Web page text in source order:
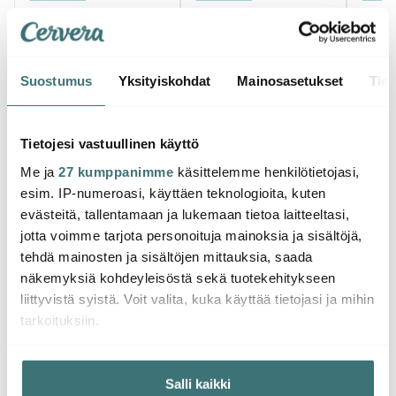
Suostumus Yksityiskohdat Mainosasetukset
Tietojesi vastuullinen käyttö
Me ja 27 kumppanimme käsittelemme henkilötietojasi,
esim. IP-numeroasi, käyttäen teknologioita, kuten
evästeitä, tallentamaan ja lukemaan tietoa laitteeltasi,
jotta voimme tarjota personoituja mainoksia ja sisältöjä,
tehdä mainosten ja sisältöjen mittauksia, saada
näkemyksiä kohdeyleisöstä sekä tuotekehitykseen
liittyvistä syistä. Voit valita, kuka käyttää tietojasi ja mihin
tarkoituksiin.
Jos sallit, haluamme myös tehdä seuraavia:
Kerätä tietoja maantieteellisestä sijainnistasi,
Salli kaikki
Kitchenaid
KitchenAid Artisan
Yleiskone 4,8 + 3 L
Dried Rose
526.00 €
Muutama jäljellä
KitchenAid Artisan K400
Tehosekoitin 1,4 L
Pistaasi
300.00 €
Muutama jäljellä
Saatat pitää myös näistä